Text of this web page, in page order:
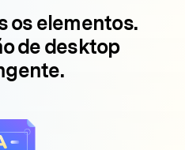
os elementos.
de desktop